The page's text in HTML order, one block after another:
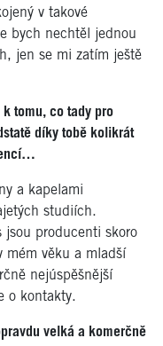
v takové
bych nechtěl jednou
jen se mi zatím ještě
k tomu, co tady pro
díky tobě kolikrát
a kapelami
studiích.
jsou producenti skoro
mém věku a mladší
nejúspěšnější
o kontakty.
velká a komerčně